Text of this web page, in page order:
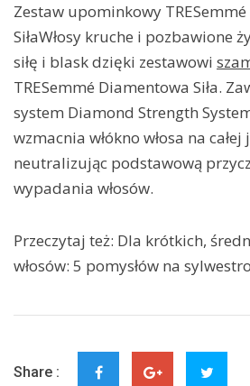
Zestaw upominkowy
SiłaWłosy kruche i pozbawione
siłę i blask dzięki zestawowi
TRESemmé Diamentowa Siła.
system Diamond Strength
wzmacnia włókno włosa na całej
neutralizując podstawową
wypadania włosów.
Przeczytaj też: Dla krótkich,
włosów: 5 pomysłów na
Share :